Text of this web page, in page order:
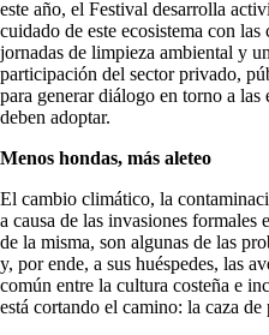
este año, el Festival desarrolla
cuidado de este ecosistema con
jornadas de limpieza ambiental y
participación del sector privado,
para generar diálogo en torno a las
deben adoptar.
Menos hondas, más aleteo
El cambio climático, la
a causa de las invasiones formales
de la misma, son algunas de las
y, por ende, a sus huéspedes, las
común entre la cultura costeña e
está cortando el camino: la caza de